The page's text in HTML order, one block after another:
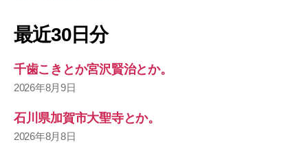
最近30日分
千歯こきとか宮沢賢治とか。
2026年8月9日
石川県加賀市大聖寺とか。
2026年8月8日